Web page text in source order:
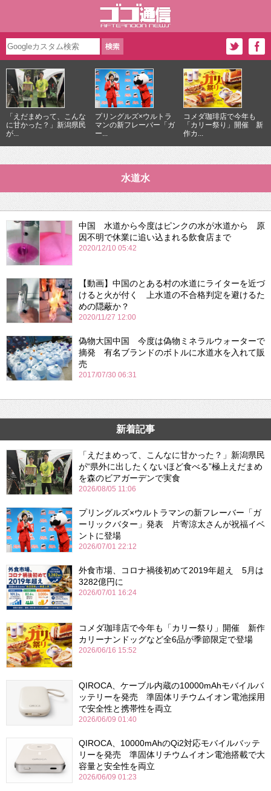
「えだまめって、こんな
に甘かった？」新潟県民
が...
プリングルズ×ウルトラ
マンの新フレーバー「ガ
ー...
コメダ珈琲店で今年も
「カリー祭り」開催 新
作カ...
水道水
中国 水道から今度はピンクの水が水道から 原
因不明で休業に追い込まれる飲食店まで
2020/12/10 05:42
【動画】中国のとある村の水道にライターを近づ
けると火が付く 上水道の不合格判定を避けるた
めの隠蔽か？
2020/11/27 12:00
偽物大国中国 今度は偽物ミネラルウォーターで
摘発 有名ブランドのボトルに水道水を入れて販
売
2017/07/30 06:31
新着記事
「えだまめって、こんなに甘かった？」新潟県民
が“県外に出したくないほど食べる”極上えだまめ
を森のビアガーデンで実食
2026/08/05 11:06
プリングルズ×ウルトラマンの新フレーバー「ガ
ーリックバター」発表 片寄涼太さんが祝福イベ
ントに登場
2026/07/01 22:12
外食市場、コロナ禍後初めて2019年超え 5月は
3282億円に
2026/07/01 16:24
コメダ珈琲店で今年も「カリー祭り」開催 新作
カリーナンドッグなど全6品が季節限定で登場
2026/06/16 15:52
QIROCA、ケーブル内蔵の10000mAhモバイルバ
ッテリーを発売 準固体リチウムイオン電池採用
で安全性と携帯性を両立
2026/06/09 01:40
QIROCA、10000mAhのQi2対応モバイルバッテ
リーを発売 準固体リチウムイオン電池搭載で大
容量と安全性を両立
2026/06/09 01:23